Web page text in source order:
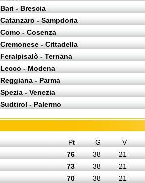
Bari - Brescia
Catanzaro - Sampdoria
Como - Cosenza
Cremonese - Cittadella
Feralpisalò - Ternana
Lecco - Modena
Reggiana - Parma
Spezia - Venezia
Sudtirol - Palermo
Pt G
V
76 38
21
73 38
21
70 38
21